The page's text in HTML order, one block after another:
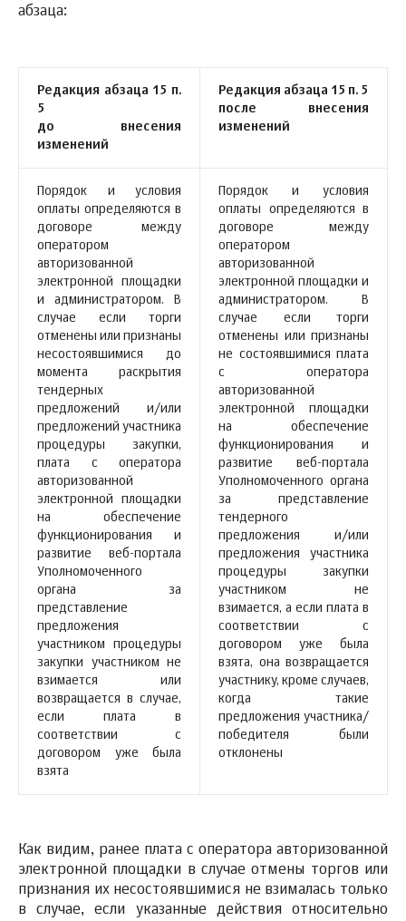
абзаца:
Редакция абзаца 15 п.
5
до внесения
изменений
Редакция абзаца 15 п. 5
после внесения
изменений
Порядок и условия
оплаты определяются в
договоре между
оператором
авторизованной
электронной площадки
и администратором. В
случае если торги
отменены или признаны
несостоявшимися до
момента раскрытия
тендерных
предложений и/или
предложений участника
процедуры закупки,
плата с оператора
авторизованной
электронной площадки
на обеспечение
функционирования и
развитие веб-портала
Уполномоченного
органа за
представление
предложения
участником процедуры
закупки участником не
взимается или
возвращается в случае,
если плата в
соответствии с
договором уже была
взята
Порядок и условия
оплаты определяются в
договоре между
оператором
авторизованной
электронной площадки и
администратором. В
случае если торги
отменены или признаны
не состоявшимися плата
с оператора
авторизованной
электронной площадки
на обеспечение
функционирования и
развитие веб-портала
Уполномоченного органа
за представление
тендерного
предложения и/или
предложения участника
процедуры закупки
участником не
взимается, а если плата в
соответствии с
договором уже была
взята, она возвращается
участнику, кроме случаев,
когда такие
предложения участника/
победителя были
отклонены
Как видим, ранее плата с оператора авторизованной
электронной площадки в случае отмены торгов или
признания их несостоявшимися не взималась только
в случае, если указанные действия относительно